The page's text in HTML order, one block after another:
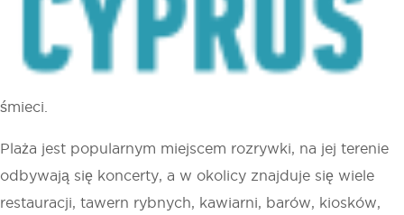
Czyste wody morskie są tutaj spokojne i głębokie.
Udogodnienia na plaży obejmują toalety, prysznice,
przebieralnie, leżaki, parasole, kosze do segregacji
śmieci.
Plaża jest popularnym miejscem rozrywki, na jej terenie
odbywają się koncerty, a w okolicy znajduje się wiele
restauracji, tawern rybnych, kawiarni, barów, kiosków,